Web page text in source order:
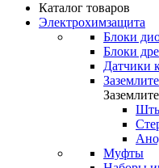
Каталог товаров
Электрохимзащита
Блоки
Блоки
Датчики
Муфты